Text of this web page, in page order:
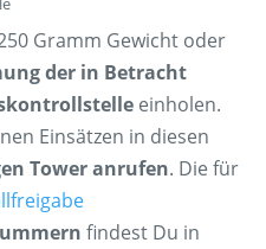
Gramm Gewicht oder
der in Betracht
einholen.
Einsätzen in diesen
Tower anrufen. Die für
findest Du in